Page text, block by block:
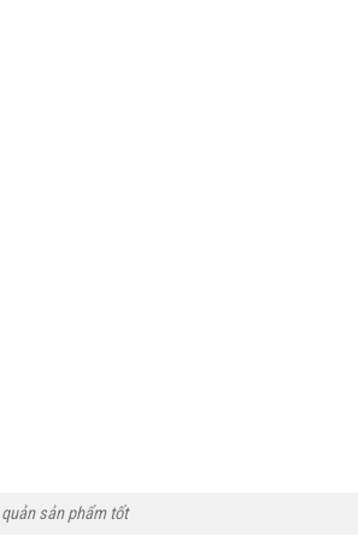
sản phẩm tốt